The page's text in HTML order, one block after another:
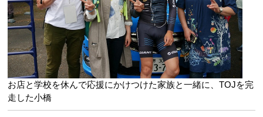
お店と学校を休んで応援にかけつけた家族と一緒に、TOJを完
走した小橋